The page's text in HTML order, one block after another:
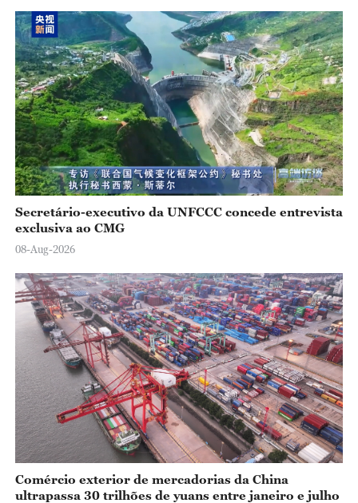
Secretário-executivo da UNFCCC concede entrevista
exclusiva ao CMG
08-Aug-2026
Comércio exterior de mercadorias da China
ultrapassa 30 trilhões de yuans entre janeiro e julho